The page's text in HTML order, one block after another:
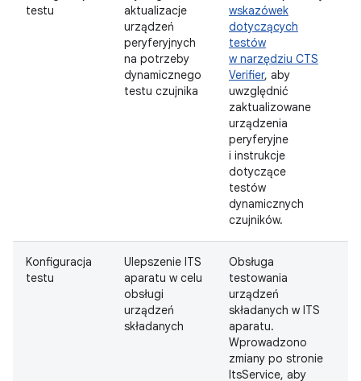
testu
aktualizacje
urządzeń
peryferyjnych
na potrzeby
dynamicznego
testu czujnika
wskazówek
dotyczących
testów
w narzędziu CTS
Verifier, aby
uwzględnić
zaktualizowane
urządzenia
peryferyjne
i instrukcje
dotyczące
testów
dynamicznych
czujników.
Konfiguracja
testu
Ulepszenie ITS
aparatu w celu
obsługi
urządzeń
składanych
Obsługa
testowania
urządzeń
składanych w ITS
aparatu.
Wprowadzono
zmiany po stronie
ItsService, aby